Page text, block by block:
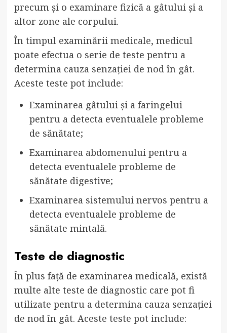
precum și o examinare fizică a gâtului și a
altor zone ale corpului.
În timpul examinării medicale, medicul
poate efectua o serie de teste pentru a
determina cauza senzației de nod în gât.
Aceste teste pot include:
Examinarea gâtului și a faringelui
pentru a detecta eventualele probleme
de sănătate;
Examinarea abdomenului pentru a
detecta eventualele probleme de
sănătate digestive;
Examinarea sistemului nervos pentru a
detecta eventualele probleme de
sănătate mintală.
Teste de diagnostic
În plus față de examinarea medicală, există
multe alte teste de diagnostic care pot fi
utilizate pentru a determina cauza senzației
de nod în gât. Aceste teste pot include: